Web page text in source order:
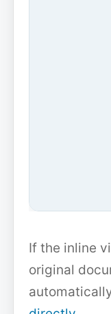
If the inline
original